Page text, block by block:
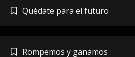
Quédate para el futuro
Rompemos y ganamos